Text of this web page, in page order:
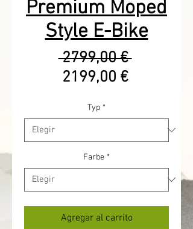
Premium Moped
Style E-Bike
2799,00 € Precio
2199,00 €Precio
oferta
Typ *
Farbe *
Agregar al carrito